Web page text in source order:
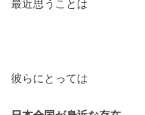
最近思うことは
彼らにとっては